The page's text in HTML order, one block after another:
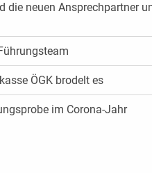
die neuen Ansprechpartner
ÖGK brodelt es
im Corona-Jahr